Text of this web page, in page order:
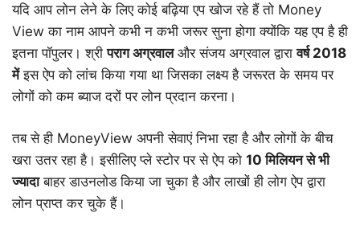
यदि आप लोन लेने के लिए कोई बढ़िया एप खोज रहे हैं तो Money
View का नाम आपने कभी न कभी जरूर सुना होगा क्योंकि यह एप है ही
इतना पॉपुलर। श्रीपराग अग्रवालऔर संजय अग्रवाल द्वारावर्ष2018
मेंइस ऐप को लांच किया गया था जिसका लक्ष्य है जरूरत के समय पर
लोगों को कम ब्याज दरों पर लोन प्रदान करना।
तब से ही MoneyView अपनी सेवाएं निभा रहा है और लोगों के बीच
खरा उतर रहा है। इसीलिए प्ले स्टोर पर से ऐप को 10मिलियन से भी
ज्यादाबाहर डाउनलोड किया जा चुका है और लाखों ही लोग ऐप द्वारा
लोन प्राप्त कर चुके हैं।